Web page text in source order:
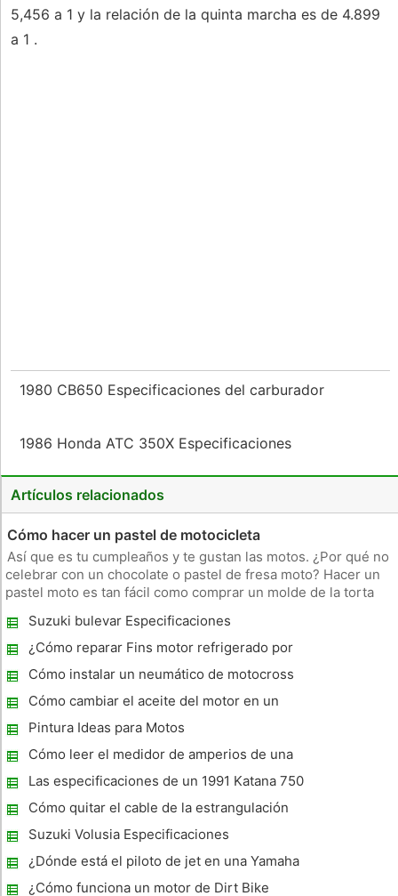
5,456 a 1 y la relación de la quinta marcha es de 4.899
a 1 .
1980 CB650 Especificaciones del carburador
1986 Honda ATC 350X Especificaciones
Artículos relacionados
Cómo hacer un pastel de motocicleta
Así que es tu cumpleaños y te gustan las motos. ¿Por qué no
celebrar con un chocolate o pastel de fresa moto? Hacer un
pastel moto es tan fácil como comprar un molde de la torta
celebrar su cumpleaños soplando las velas de su pastel de
motocic
Suzuki bulevar Especificaciones
¿Cómo reparar Fins motor refrigerado por
aire
Cómo instalar un neumático de motocross
Cómo cambiar el aceite del motor en un
2003 Harley-Davidson Heritage Classic
Pintura Ideas para Motos
Cómo leer el medidor de amperios de una
Harley Davidson
Las especificaciones de un 1991 Katana 750
Cómo quitar el cable de la estrangulación
de la motocicleta
Suzuki Volusia Especificaciones
¿Dónde está el piloto de jet en una Yamaha
TT-R110?
¿Cómo funciona un motor de Dirt Bike